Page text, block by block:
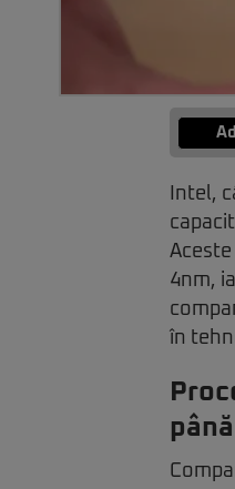
Intel,
4nm,
în